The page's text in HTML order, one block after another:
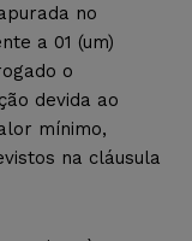
no
a 01 (um)
o
devida ao
mínimo,
na cláusula